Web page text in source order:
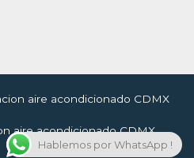
aire acondicionado CDMX
aire acondicionado CDMX
Hablemos por WhatsApp !